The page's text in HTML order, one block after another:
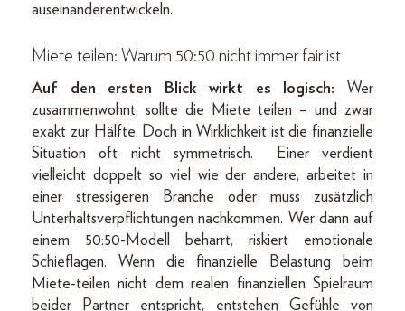
auseinanderentwickeln.
Miete teilen: Warum 50:50 nicht immer fair ist
Auf den ersten Blick wirkt es logisch: Wer
zusammenwohnt, sollte die Miete teilen – und zwar
exakt zur Hälfte. Doch in Wirklichkeit ist die finanzielle
Situation oft nicht symmetrisch. Einer verdient
vielleicht doppelt so viel wie der andere, arbeitet in
einer stressigeren Branche oder muss zusätzlich
Unterhaltsverpflichtungen nachkommen. Wer dann auf
einem 50:50-Modell beharrt, riskiert emotionale
Schieflagen. Wenn die finanzielle Belastung beim
Miete-teilen nicht dem realen finanziellen Spielraum
beider Partner entspricht, entstehen Gefühle von